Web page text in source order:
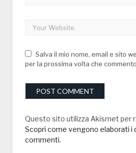
Salva il mio nome, email e sito
per la prossima volta che
Questo sito utilizza Akismet per
Scopri come vengono elaborati i
commenti.